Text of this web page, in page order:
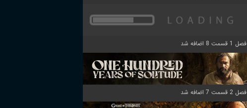
فصل 1 قسمت 8 اضافه شد
فصل 2 قسمت 7 اضافه شد